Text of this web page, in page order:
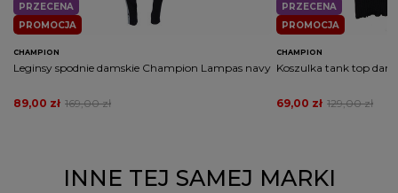
PROMOCJA
PRZECENA
CHAMPION
Leginsy spodnie damskie Champion Lampas navy
169,00 zł
89,00 zł
PROMOCJA
PRZECENA
CHAMPION
Koszulka tank top
129,00 zł
69,00 zł
INNE TEJ SAMEJ MARKI